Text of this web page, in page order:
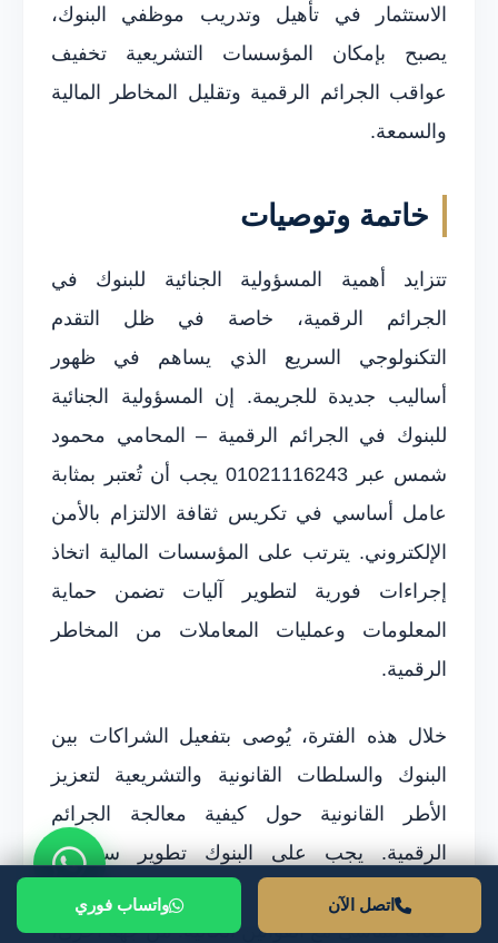
الاستثمار في تأهيل وتدريب موظفي البنوك،
يصبح بإمكان المؤسسات التشريعية تخفيف
عواقب الجرائم الرقمية وتقليل المخاطر المالية
والسمعة.
خاتمة وتوصيات
تتزايد أهمية المسؤولية الجنائية للبنوك في
الجرائم الرقمية، خاصة في ظل التقدم
التكنولوجي السريع الذي يساهم في ظهور
أساليب جديدة للجريمة. إن المسؤولية الجنائية
للبنوك في الجرائم الرقمية – المحامي محمود
شمس عبر 01021116243 يجب أن تُعتبر بمثابة
عامل أساسي في تكريس ثقافة الالتزام بالأمن
الإلكتروني. يترتب على المؤسسات المالية اتخاذ
إجراءات فورية لتطوير آليات تضمن حماية
المعلومات وعمليات المعاملات من المخاطر
الرقمية.
خلال هذه الفترة، يُوصى بتفعيل الشراكات بين
البنوك والسلطات القانونية والتشريعية لتعزيز
الأطر القانونية حول كيفية معالجة الجرائم
الرقمية. يجب على البنوك تطوير سياسات
وإجراءات داخلية قوية، تتضمن خطط اعتراض
فعالة تتماشى مع القوانين الحالية. من جهة أخرى،
اتصل الآن واتساب فوري